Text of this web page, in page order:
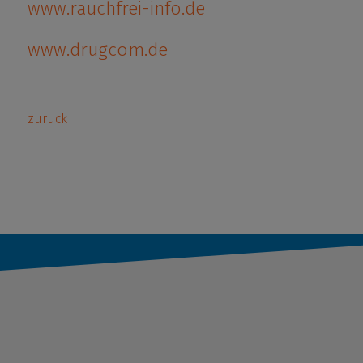
www.rauchfrei-info.de
www.drugcom.de
zurück